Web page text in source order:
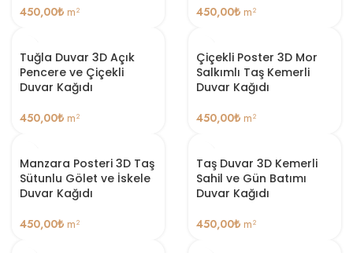
450,00₺ m²
450,00₺ m²
Tuğla Duvar 3D Açık
Pencere ve Çiçekli
Duvar Kağıdı
450,00₺ m²
Çiçekli Poster 3D Mor
Salkımlı Taş Kemerli
Duvar Kağıdı
450,00₺ m²
Manzara Posteri 3D Taş
Sütunlu Gölet ve İskele
Duvar Kağıdı
450,00₺ m²
Taş Duvar 3D Kemerli
Sahil ve Gün Batımı
Duvar Kağıdı
450,00₺ m²